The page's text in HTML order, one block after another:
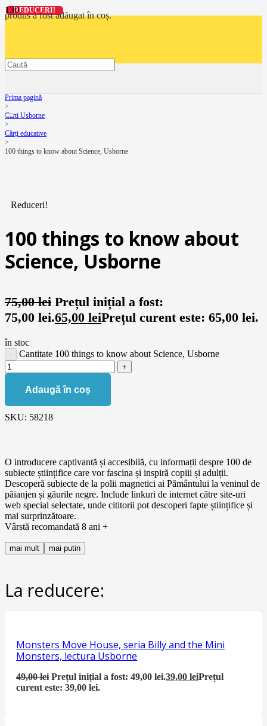
produsa fost adăugat în coș.
Prima pagină
>
Carti Usborne
>
Cărți educative
>
100 things to know about Science, Usborne
Reduceri!
100 things to know about
Science, Usborne
75,00lei Prețul inițial a fost:
75,00 lei.65,00 leiPrețul curent este: 65,00 lei.
în stoc
Cantitate 100 things to know about Science, Usborne
Adaugă în coș
SKU: 58218
O introducere captivantă și accesibilă, cu informații despre 100 de
subiecte științifice care vor fascina și inspiră copiii și adulții.
Descoperă subiecte de la polii magnetici ai Pământului la veninul de
păianjen și găurile negre. Include linkuri de internet către site-uri
web special selectate, unde cititorii pot descoperi fapte științifice și
mai surprinzătoare.
Vârstă recomandată 8 ani +
mai mult mai putin
La reducere:
REDUCERI!
Monsters Move House, seria Billy and the Mini
Monsters, lectura Usborne
49,00lei Prețul inițial a fost: 49,00 lei.39,00leiPrețul
curent este: 39,00 lei.
REDUCERI!
REDUCERI!
REDUCERI!